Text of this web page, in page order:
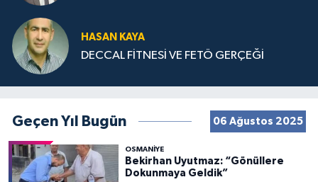
HASAN KAYA
DECCAL FİTNESİ VE FETÖ GERÇEĞİ
Geçen Yıl Bugün 06 Ağustos 2025
OSMANIYE
Bekirhan Uyutmaz: “Gönüllere
Dokunmaya Geldik”